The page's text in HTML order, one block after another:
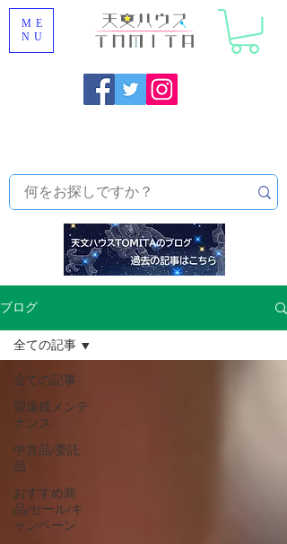
ME
NU
ブログ
全ての記事
望遠鏡メンテ
ナンス
中古品/委託
品
おすすめ商
品/セール/キ
ャンペーン
全ての記事